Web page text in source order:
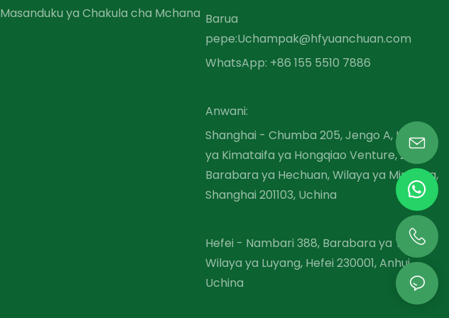
Masanduku ya Chakula cha Mchana Barua
pepe:Uchampak@hfyuanchuan.com
WhatsApp: +86 155 5510 7886
Anwani:
Shanghai - Chumba 205, Jengo A, Hifadhi
ya Kimataifa ya Hongqiao Venture, 2679
Barabara ya Hechuan, Wilaya ya Minhang,
Shanghai 201103, Uchina
Hefei - Nambari 388, Barabara ya Tianhe,
Wilaya ya Luyang, Hefei 230001, Anhui,
Uchina